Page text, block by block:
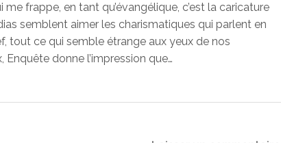
me frappe, en tant qu’évangélique, c’est la caricature
semblent aimer les charismatiques qui parlent en
tout ce qui semble étrange aux yeux de nos
donne l’impression que…